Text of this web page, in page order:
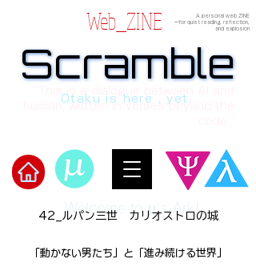
Welcome to μ's Ark!
Web_ZINE
A personal web ZINE
ーfor quiet reading, reflection,
and explosion
Scramble
Scramble
human, written in verses beyond the
Otaku is here , yet.
42_ルパン三世 カリオストロの城
「動かない男たち」と「進み続ける世界」